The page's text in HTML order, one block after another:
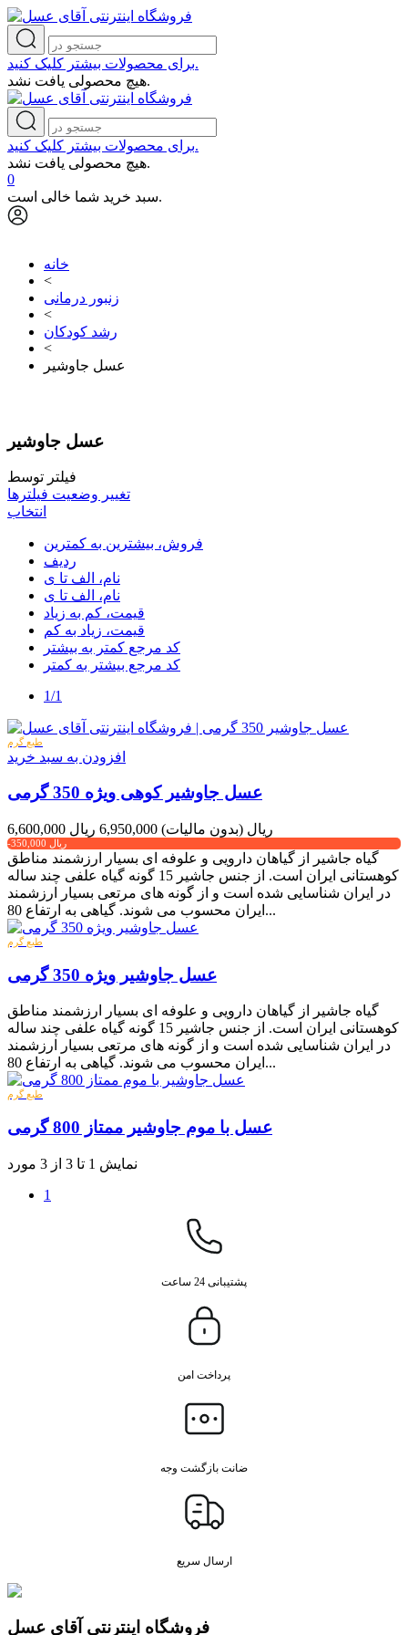
برای محصولات بیشتر کلیک کنید.
هیچ محصولی یافت نشد.
برای محصولات بیشتر کلیک کنید.
هیچ محصولی یافت نشد.
0
سبد خرید شما خالی است.
خانه
<
زنبور درمانی
<
رشد کودکان
<
عسل جاوشیر
عسل جاوشیر
فیلتر توسط
تغییر وضعیت فیلترها
انتخاب
فروش، بیشترین به کمترین
ردیف
نام، الف تا ی
نام، الف تا ی
قیمت، کم به زیاد
قیمت، زیاد به کم
کد مرجع کمتر به بیشتر
کد مرجع بیشتر به کمتر
1/1
طبع گرم
افزودن به سبد خرید
عسل جاوشیر کوهی ویژه 350 گرمی
6,600,000 ریال (بدون مالیات) 6,950,000 ریال
-350,000 ریال
گیاه جاشیر از گیاهان دارویی و علوفه ای بسیار ارزشمند مناطق
کوهستانی ایران است. از جنس جاشیر 15 گونه گیاه علفی چند ساله
در ایران شناسایی شده است و از گونه های مرتعی بسیار ارزشمند
ایران محسوب می شوند. گیاهی به ارتفاع 80...
طبع گرم
عسل جاوشیر ویژه 350 گرمی
گیاه جاشیر از گیاهان دارویی و علوفه ای بسیار ارزشمند مناطق
کوهستانی ایران است. از جنس جاشیر 15 گونه گیاه علفی چند ساله
در ایران شناسایی شده است و از گونه های مرتعی بسیار ارزشمند
ایران محسوب می شوند. گیاهی به ارتفاع 80...
طبع گرم
عسل با موم جاوشیر ممتاز 800 گرمی
نمایش 1 تا 3 از 3 مورد
1
پشتیبانی 24 ساعت
پرداخت امن
ضانت بازگشت وجه
ارسال سریع
فروشگاه اینترنتی آقای عسل